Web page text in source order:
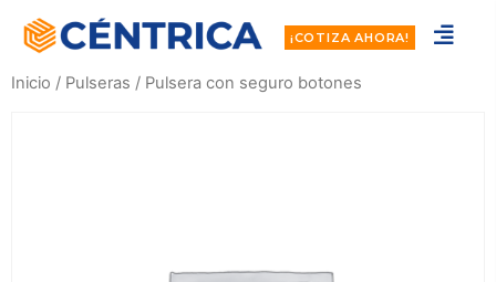
¡COTIZA AHORA!
Inicio / Pulseras / Pulsera con seguro botones